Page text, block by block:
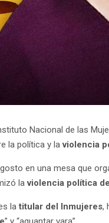
Nacional de las
la política y laviolencia
en una mesa que
laviolencia política
latitular del Inmujeres,